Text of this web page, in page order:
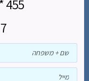
455 * 5 תשלומים או